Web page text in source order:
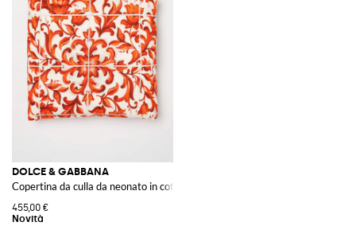
DOLCE & GABBANA
Copertina da culla da neonato in cotone con stampa Maiolica
455,00 €